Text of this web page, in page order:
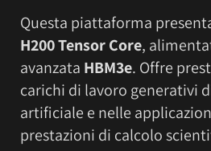
Questa piattaforma
H200 Tensor Core,
avanzata HBM3e. Offre
carichi di lavoro generativi
artificiale e nelle
prestazioni di calcolo